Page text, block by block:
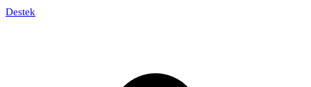
Destek